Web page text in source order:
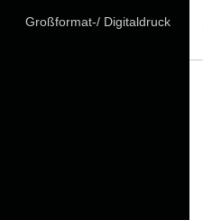
Großformat-/ Digitaldruck